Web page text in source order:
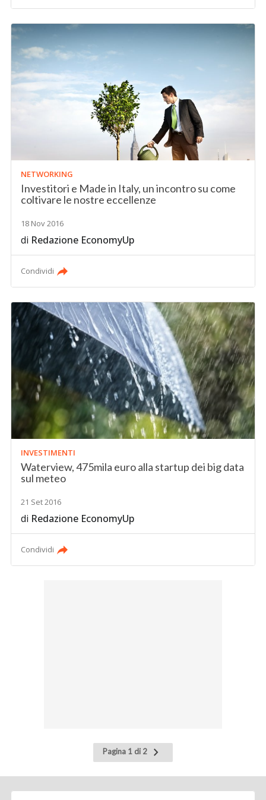
NETWORKING
Investitori e Made in Italy, un incontro su come
coltivare le nostre eccellenze
18 Nov 2016
di Redazione EconomyUp
Condividi
INVESTIMENTI
Waterview, 475mila euro alla startup dei big data
sul meteo
21 Set 2016
di Redazione EconomyUp
Condividi
Pagina 1 di 2
Pagina
successiva